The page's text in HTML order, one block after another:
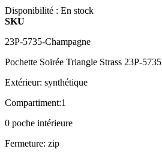
Disponibilité : En stock
SKU
23P-5735-Champagne
Pochette Soirée Triangle Strass 23P-5735
Extérieur: synthétique
Compartiment:1
0 poche intérieure
Fermeture: zip